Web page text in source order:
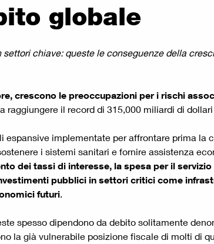
globale
chiave: queste le conseguenze della
crescono le preoccupazioni per i rischi
il record di 315,000 miliardi di
implementate per affrontare prima la
i sistemi sanitari e fornire assistenza
dei tassi di interesse, la spesa per il
pubblici in settori critici come
futuri.
spesso dipendono da debito solitamente
la già vulnerabile posizione fiscale di molti di